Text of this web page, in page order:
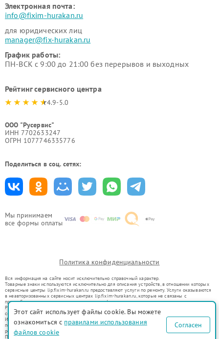
Мы принимаем
все формы оплаты
Электронная почта:
info@fixim-hurakan.ru
для юридических лиц
manager@fix-hurakan.ru
График работы:
ПН-ВСК с 9:00 до 21:00 без перерывов и выходных
Рейтинг сервисного центра
4.9-5.0
ООО "Русервис"
ИНН 7702633247
ОГРН 1077746335776
Поделиться в соц. сетях:
Политика конфиденциальности
Вся информация на сайте носит исключительно справочный характер.
Товарные знаки используются исключительно для описания устройств, в отношении которых
сервисные центры lip.fixim-hurakan.ru предоставляют услуги по ремонту. Услуги оказываются
в неавторизованных сервисных центрах lip.fixim-hurakan.ru, которые не связаны с
правообладателями товарных знаков или их официальными представителями.
Ремонт осуществляется для устройств, уже введенных в гражданский оборот в соответствии
со статьей 1487 ГК РФ.
Использование товарных знаков не преследует цели индивидуализации услуг или введения
потребителей в заблуждение, а служит для информирования о предоставляемых услугах по
ремонту техники указанных брендов.
Представленная на сайте информация не является публичной офертой, определяемой
Этот сайт использует файлы cookie. Вы можете
ознакомиться с правилами использования
файлов cookie
Согласен